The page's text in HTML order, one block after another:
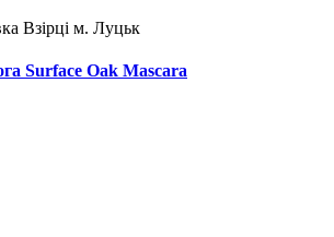
Взірці м. Луцьк
Surface Oak Mascara